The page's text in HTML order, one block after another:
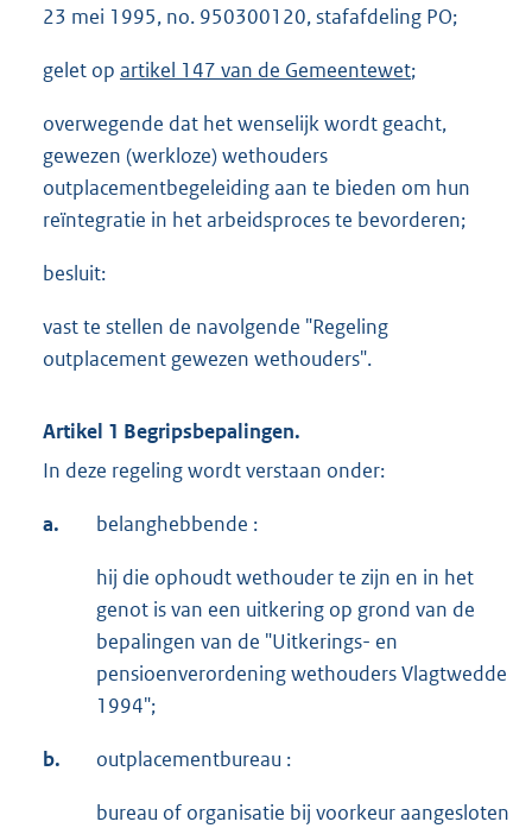
23 mei 1995, no. 950300120, stafafdeling PO;
gelet op artikel 147 van de Gemeentewet;
overwegende dat het wenselijk wordt geacht,
gewezen (werkloze) wethouders
outplacementbegeleiding aan te bieden om hun
reïntegratie in het arbeidsproces te bevorderen;
besluit:
vast te stellen de navolgende "Regeling
outplacement gewezen wethouders".
Artikel 1 Begripsbepalingen.
In deze regeling wordt verstaan onder:
a. belanghebbende :
hij die ophoudt wethouder te zijn en in het
genot is van een uitkering op grond van de
bepalingen van de "Uitkerings- en
pensioenverordening wethouders Vlagtwedde
1994";
b. outplacementbureau :
bureau of organisatie bij voorkeur aangesloten